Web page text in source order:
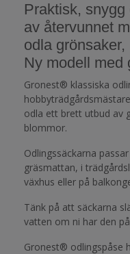
Praktisk,
av återvunnet
odla
Ny modell med
Gronest® klassiska
odla ett brett utbud av
blommor.
Odlingssäckarna
gräsmattan, i
växhus eller på
Tänk på att säckarna
vatten om ni har den
Gronest® odlingspåse